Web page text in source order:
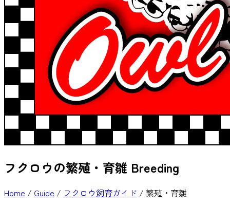
フクロウの繁殖・育雛 Breeding
Home / Guide / フクロウ飼育ガイド / 繁殖・育雛